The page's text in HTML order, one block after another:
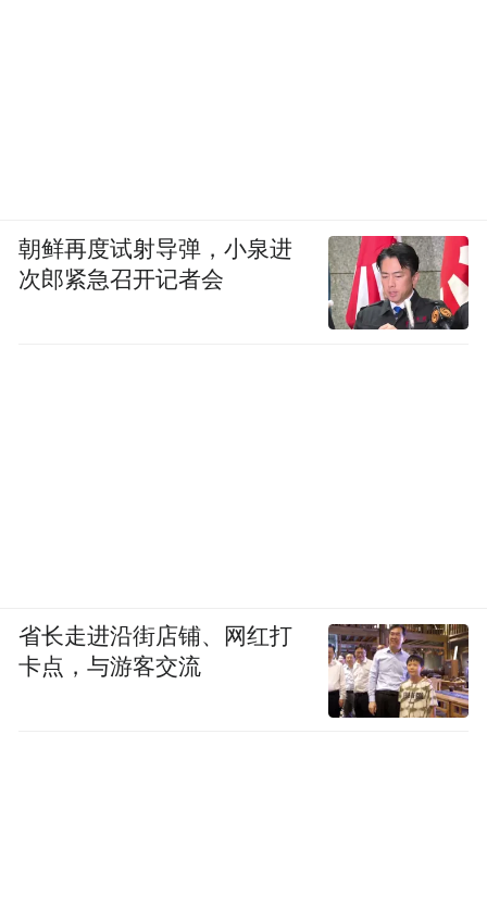
朝鲜再度试射导弹，小泉进
次郎紧急召开记者会
省长走进沿街店铺、网红打
卡点，与游客交流